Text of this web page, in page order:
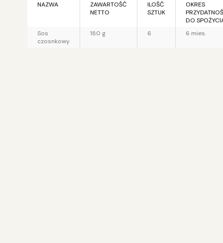
NAZWA
ZAWARTOŚĆ
NETTO
ILOŚĆ
SZTUK
OKRES
DO
Sos
czosnkowy
180 g 6 6 mies.